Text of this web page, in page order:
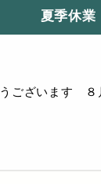
夏季休業
うございます